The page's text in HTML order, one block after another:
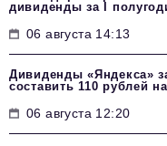
дивиденды за I
06 августа 14:13
Дивиденды «Яндекса»
составить 110 рублей
06 августа 12:20